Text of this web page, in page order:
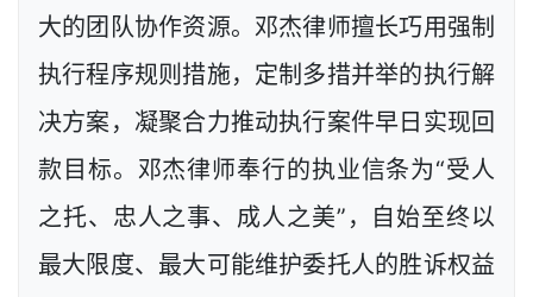
大的团队协作资源。邓杰律师擅长巧用强制
执行程序规则措施，定制多措并举的执行解
决方案，凝聚合力推动执行案件早日实现回
款目标。邓杰律师奉行的执业信条为“受人
之托、忠人之事、成人之美”，自始至终以
最大限度、最大可能维护委托人的胜诉权益